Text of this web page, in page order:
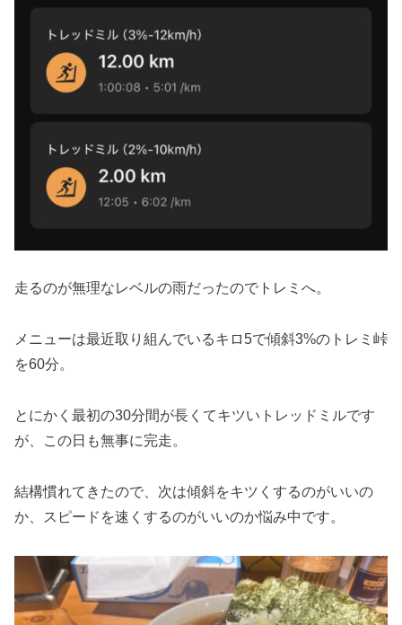
走るのが無理なレベルの雨だったのでトレミへ。
メニューは最近取り組んでいるキロ5で傾斜3%のトレミ峠
を60分。
とにかく最初の30分間が長くてキツいトレッドミルです
が、この日も無事に完走。
結構慣れてきたので、次は傾斜をキツくするのがいいの
か、スピードを速くするのがいいのか悩み中です。